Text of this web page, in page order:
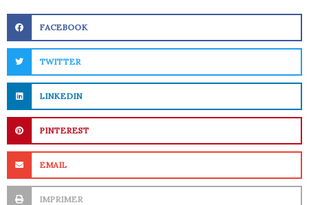
FACEBOOK
TWITTER
LINKEDIN
PINTEREST
EMAIL
IMPRIMER